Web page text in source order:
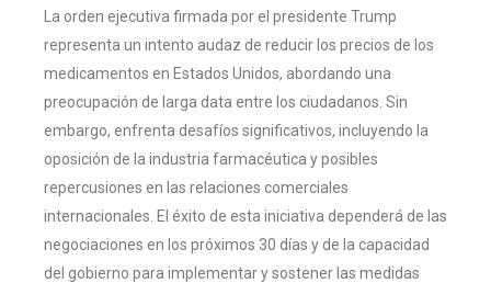
La orden ejecutiva firmada por el presidente Trump
representa un intento audaz de reducir los precios de los
medicamentos en Estados Unidos, abordando una
preocupación de larga data entre los ciudadanos. Sin
embargo, enfrenta desafíos significativos, incluyendo la
oposición de la industria farmacéutica y posibles
repercusiones en las relaciones comerciales
internacionales. El éxito de esta iniciativa dependerá de las
negociaciones en los próximos 30 días y de la capacidad
del gobierno para implementar y sostener las medidas